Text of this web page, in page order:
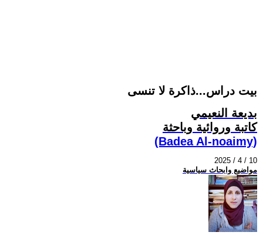
بيت دراس...ذاكرة لا تنسى
بديعة النعيمي
كاتبة وروائية وباحثة
(Badea Al-noaimy)
2025 / 4 / 10
مواضيع وابحاث سياسية